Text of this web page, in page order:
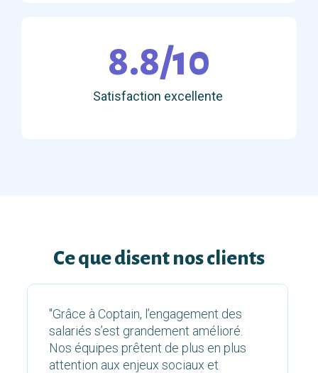
8.8/10
Satisfaction excellente
Ce que disent nos clients
"Grâce à Coptain, l’engagement des
salariés s’est grandement amélioré.
Nos équipes prêtent de plus en plus
attention aux enjeux sociaux et